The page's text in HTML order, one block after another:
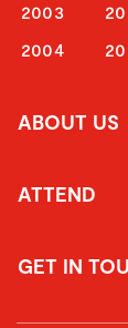
2003
2004
ABOUT US
ATTEND
GET IN